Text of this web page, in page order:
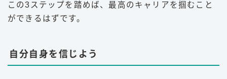
この3ステップを踏めば、最高のキャリアを掴むこと
ができるはずです。
自分自身を信じよう